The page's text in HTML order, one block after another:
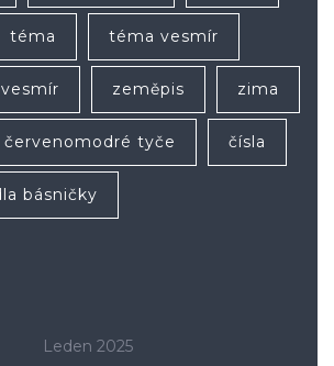
téma téma vesmír
vesmír zeměpis zima
červenomodré tyče čísla
básničky
Leden 2025